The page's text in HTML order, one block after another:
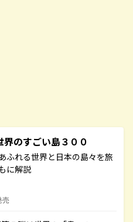
のすごい島３００
ふれる世界と日本の島々を旅
に解説
売